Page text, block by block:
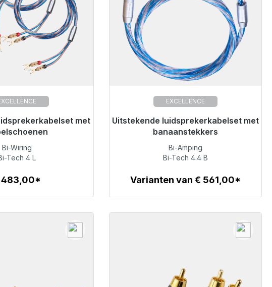
met
verzending,
48 uur*
483,00
Details
Bi-Wiring
Tech 4 L
483,00*
EXCELLENCE
Uitstekende luidsprekerkabelset met
banaanstekkers
Klaar voor onmiddellijke verzending,
levertijd 48 uur*
€ 705,00
Details
Bi-Amping
Bi-Tech 4.4 B
Varianten van € 561,00*